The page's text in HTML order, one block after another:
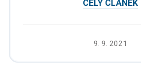
CELÝ ČLÁNEK
9. 9. 2021